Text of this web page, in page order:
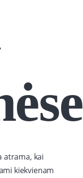
atrama, kai
kiekvienam